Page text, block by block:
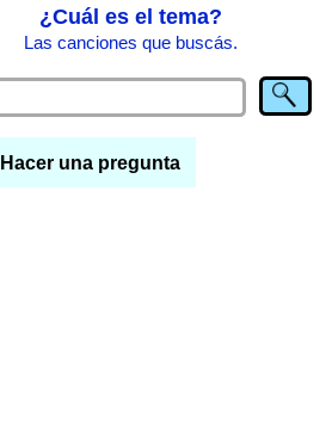
¿Cuál es el tema?
Las canciones que buscás.
Hacer una pregunta